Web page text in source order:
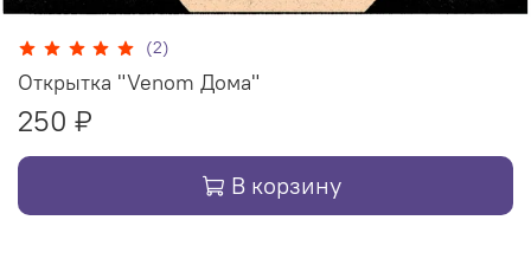
(2)
Открытка "Venom Дома"
250 ₽
В корзину